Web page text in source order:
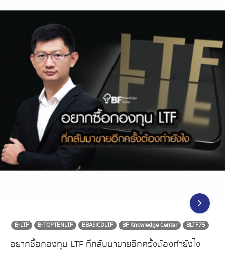
B-LTF B-TOPTENLTF BBASICDLTF BF Knowledge Center BLTF75
อยากซื้อกองทุน LTF ที่กลับมาขายอีกครั้งต้องทำยังไง